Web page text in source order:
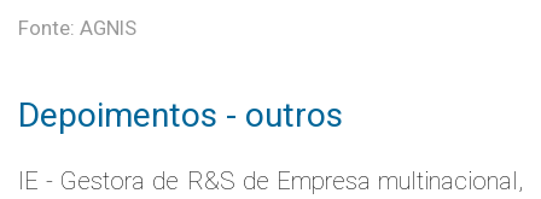
Fonte: AGNIS
Depoimentos - outros
IE - Gestora de R&S de Empresa multinacional,